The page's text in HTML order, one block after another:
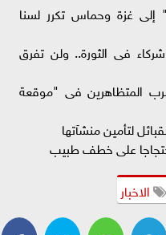
== مصر ترحل الفلسطينيين الـ"7" إلى غزة وحماس تكرر لسنا
فى الثورة.. ولن تفرق
المتظاهرين فى "موقعة
على خطف طبيب
الاخبار